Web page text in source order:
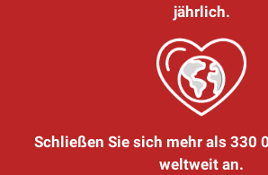
jährlich.
Schließen Sie sich mehr als 330
weltweit an.